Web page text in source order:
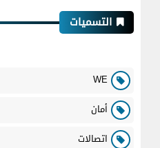
التسميات
WE
أمان
اتصالات